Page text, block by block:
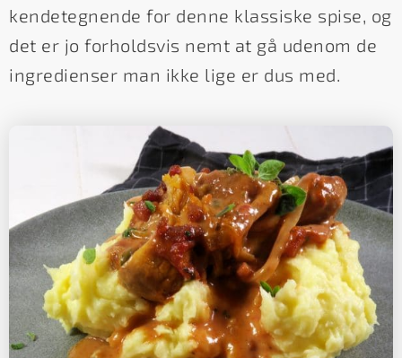
kendetegnende for denne klassiske spise, og
det er jo forholdsvis nemt at gå udenom de
ingredienser man ikke lige er dus med.